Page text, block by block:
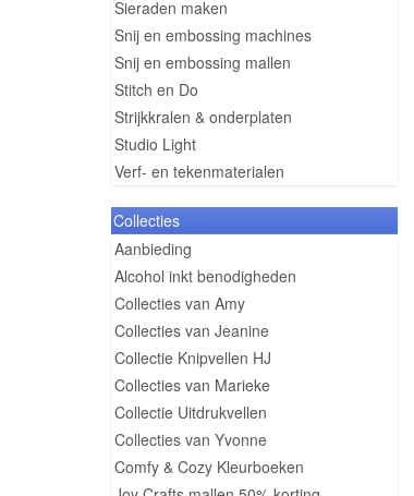
Sieraden maken
Snij en embossing machines
Snij en embossing mallen
Stitch en Do
Strijkkralen & onderplaten
Studio Light
Verf- en tekenmaterialen
Collecties
Aanbieding
Alcohol inkt benodigheden
Collecties van Amy
Collecties van Jeanine
Collectie Knipvellen HJ
Collecties van Marieke
Collectie Uitdrukvellen
Collecties van Yvonne
Comfy & Cozy Kleurboeken